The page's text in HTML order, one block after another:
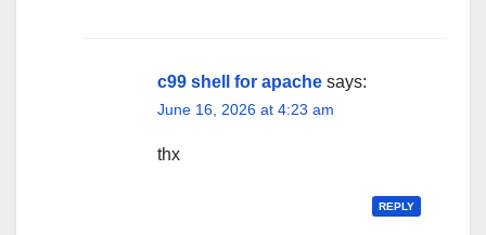
c99 shell for apache says:
June 16, 2026 at 4:23 am
thx
REPLY